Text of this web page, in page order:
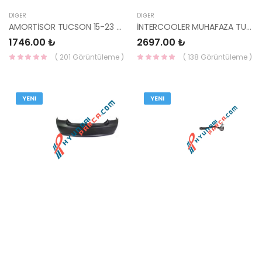
DIĞER
AMORTİSÖR TUCSON 15-23 / SPORTAGE 16-24 / ARKA SAĞ SOL 55311-D7000-YS
1746.00 ₺
( 201 Görüntüleme )
DIĞER
İNTERCOOLER MUHAFAZA TUCSON 2018- 28272-2U080-HMC
2697.00 ₺
( 138 Görüntüleme )
YENI YENI